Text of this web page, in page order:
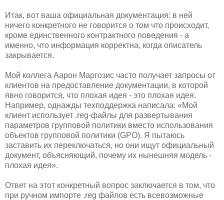
Итак, вот ваша официальная документация: в ней
ничего конкретного не говорится о том что происходит,
кроме единственного контрактного поведения - а
именно, что информация корректна, когда описатель
закрывается.
Мой коллега Аарон Маргозис часто получает запросы от
клиентов на предоставление документации, в которой
явно говорится, что плохая идея - это плохая идея.
Например, однажды техподдержка написала: «Мой
клиент использует .reg-файлы для развертывания
параметров групповой политики вместо использования
объектов групповой политики (GPO). Я пытаюсь
заставить их переключаться, но они ищут официальный
документ, объясняющий, почему их нынешняя модель -
плохая идея».
Ответ на этот конкретный вопрос заключается в том, что
при ручном импорте .reg файлов есть всевозможные